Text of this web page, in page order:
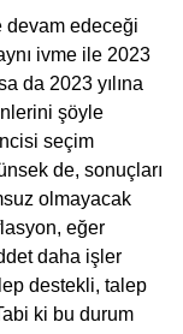
devam edeceği
ivme ile 2023
da 2023 yılına
şöyle
seçim
de, sonuçları
olmayacak
eğer
daha işler
destekli, talep
ki bu durum